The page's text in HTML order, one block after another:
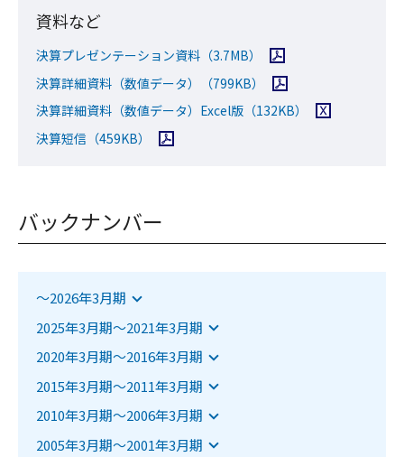
資料など
決算プレゼンテーション資料 （3.7MB）
PDFファイルを開く
決算詳細資料（数値データ）
（799KB）
PDFファイルを開く
決算詳細資料（数値データ）Excel版 （132KB）
Excelファイル
決算短信 （459KB） PDFファイルを開く
バックナンバー
～2026年3月期
該当項目へジャンプします
2025年3月期～2021年3月期
該当項目へジャンプします
2020年3月期～2016年3月期
該当項目へジャンプします
2015年3月期～2011年3月期
該当項目へジャンプします
2010年3月期～2006年3月期
該当項目へジャンプします
2005年3月期～2001年3月期
該当項目へジャンプします